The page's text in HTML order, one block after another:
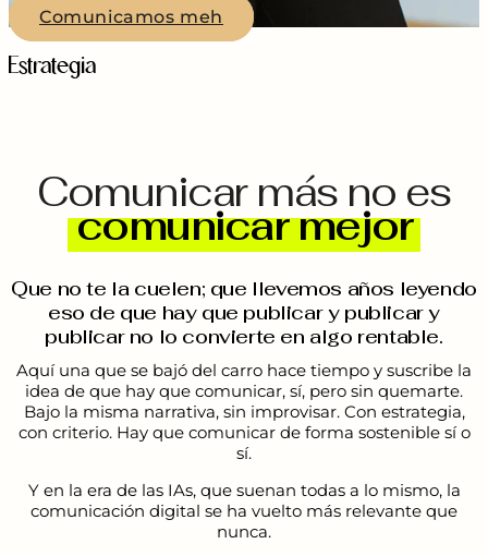
Comunicamos meh
Estrategia
Comunicar más no es
comunicar mejor
Que no te la cuelen; que llevemos años leyendo
eso de que hay que publicar y publicar y
publicar no lo convierte en algo rentable.
Aquí una que se bajó del carro hace tiempo y suscribe la
idea de que hay que comunicar, sí, pero sin quemarte.
Bajo la misma narrativa, sin improvisar. Con estrategia,
con criterio. Hay que comunicar de forma sostenible sí o
sí.
Y en la era de las IAs, que suenan todas a lo mismo, la
comunicación digital se ha vuelto más relevante que
nunca.